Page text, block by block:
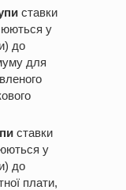
ставки
у
до
для
ставки
у
до
плати,